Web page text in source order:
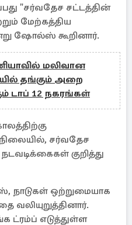
"சர்வதேச சட்டத்தின்
மேற்கத்திய
ஷோல்ஸ் கூறினார்.
மலிவான
தங்கும் அறை
டாப் 12 நகரங்கள்
சர்வதேச
குறித்து
ஒற்றுமையாக
ட்ரம்ப் எடுத்துள்ள